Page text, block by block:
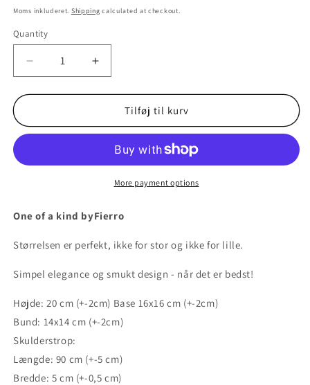
Moms inkluderet. Shipping calculated at checkout.
Quantity
Decrease
quantity
for
Increase
quantity
for
FranciscaTilføj til kurv
More payment options
One of a kind byFierro
Størrelsen er perfekt, ikke for stor og ikke for lille.
Simpel elegance og smukt design - når det er bedst!
Højde: 20 cm (+-2cm) Base 16x16 cm (+-2cm)
Bund: 14x14 cm (+-2cm)
Skulderstrop:
Længde: 90 cm (+-5 cm)
Bredde: 5 cm (+-0,5 cm)